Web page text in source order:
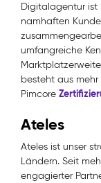
Digitalagentur ist
namhaften
umfangreiche
besteht aus mehr
Pimcore
Ateles
Ateles ist unser
Ländern. Seit
engagierter